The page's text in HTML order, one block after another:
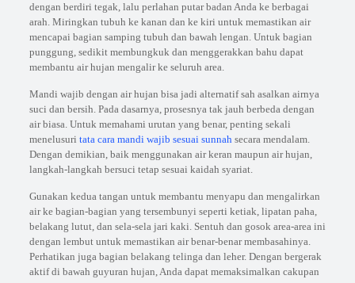
dengan berdiri tegak, lalu perlahan putar badan Anda ke berbagai
arah. Miringkan tubuh ke kanan dan ke kiri untuk memastikan air
mencapai bagian samping tubuh dan bawah lengan. Untuk bagian
punggung, sedikit membungkuk dan menggerakkan bahu dapat
membantu air hujan mengalir ke seluruh area.
Mandi wajib dengan air hujan bisa jadi alternatif sah asalkan airnya
suci dan bersih. Pada dasarnya, prosesnya tak jauh berbeda dengan
air biasa. Untuk memahami urutan yang benar, penting sekali
menelusuri tata cara mandi wajib sesuai sunnahsecara mendalam.
Dengan demikian, baik menggunakan air keran maupun air hujan,
langkah-langkah bersuci tetap sesuai kaidah syariat.
Gunakan kedua tangan untuk membantu menyapu dan mengalirkan
air ke bagian-bagian yang tersembunyi seperti ketiak, lipatan paha,
belakang lutut, dan sela-sela jari kaki. Sentuh dan gosok area-area ini
dengan lembut untuk memastikan air benar-benar membasahinya.
Perhatikan juga bagian belakang telinga dan leher. Dengan bergerak
aktif di bawah guyuran hujan, Anda dapat memaksimalkan cakupan